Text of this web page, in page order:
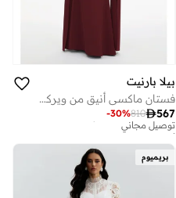
بيلا بارنيت
فستان ماكسي أنيق من ويركو، بياقة مربعة وأكمام واسعة.
567
810
-30%
أفضل سعر لهذا العام
توصيل مجاني
أفضل سعر لهذا العام
توصيل مجاني
بريميوم